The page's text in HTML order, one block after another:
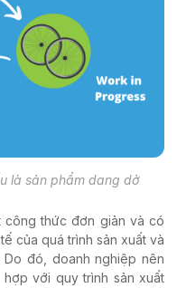
là sản phẩm dang dở
công thức đơn giản và có
của quá trình sản xuất và
đó, doanh nghiệp nên
với quy trình sản xuất